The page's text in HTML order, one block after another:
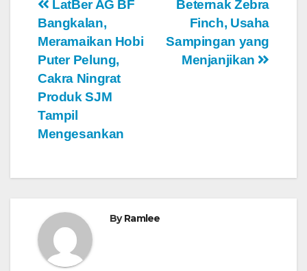
Navigasi
pos
Beternak Zebra
Finch, Usaha
Sampingan yang
Menjanjikan
LatBer AG BF
Bangkalan,
Meramaikan Hobi
Puter Pelung,
Cakra Ningrat
Produk SJM
Tampil
Mengesankan
ByRamlee